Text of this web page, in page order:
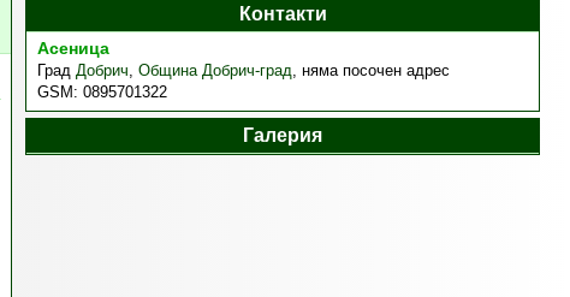
Контакти
Асеница
Град Добрич, Община Добрич-град, няма посочен адрес
GSM: 0895701322
Галерия